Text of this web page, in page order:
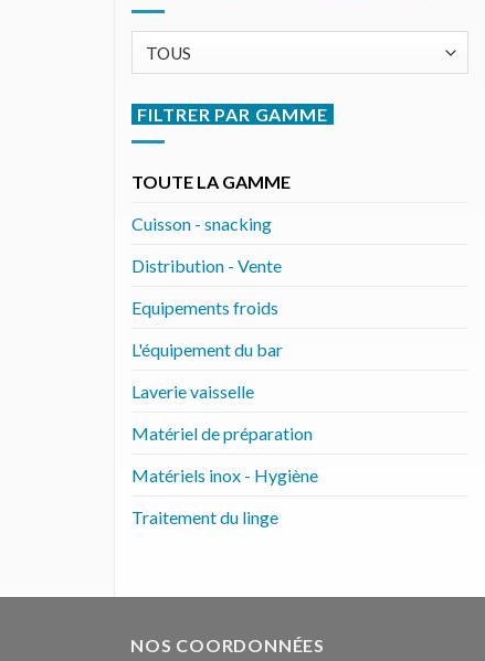
FILTRER PAR GAMME
TOUTE LA GAMME
Cuisson - snacking
Distribution - Vente
Equipements froids
L'équipement du bar
Laverie vaisselle
Matériel de préparation
Matériels inox - Hygiène
Traitement du linge
NOS COORDONNÉES